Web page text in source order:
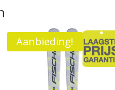
Aanbieding!